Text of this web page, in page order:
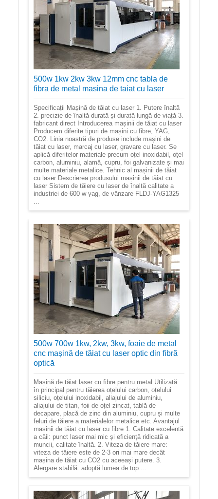
500w 1kw 2kw 3kw 12mm cnc tabla de
fibra de metal masina de taiat cu laser
Specificații Mașină de tăiat cu laser 1. Putere înaltă
2. precizie de înaltă durată și durată lungă de viață 3.
fabricant direct Introducerea mașinii de tăiat cu laser
Producem diferite tipuri de mașini cu fibre, YAG,
CO2. Linia noastră de produse include mașini de
tăiat cu laser, marcaj cu laser, gravare cu laser. Se
aplică diferitelor materiale precum oțel inoxidabil, oțel
carbon, aluminiu, alamă, cupru, foi galvanizate și mai
multe materiale metalice. Tehnic al mașinii de tăiat
cu laser Descrierea produsului mașinii de tăiat cu
laser Sistem de tăiere cu laser de înaltă calitate a
industriei de 600 w yag, de vânzare FLDJ-YAG1325
...
500w 700w 1kw, 2kw, 3kw, foaie de metal
cnc mașină de tăiat cu laser optic din fibră
optică
Mașină de tăiat laser cu fibre pentru metal Utilizată
în principal pentru tăierea oțelului carbon, oțelului
siliciu, oțelului inoxidabil, aliajului de aluminiu,
aliajului de titan, foii de oțel zincat, tablă de
decapare, placă de zinc din aluminiu, cupru și multe
feluri de tăiere a materialelor metalice etc. Avantajul
mașinii de tăiat cu laser cu fibre 1. Calitate excelentă
a căii: punct laser mai mic și eficiență ridicată a
muncii, calitate înaltă. 2. Viteza de tăiere mare:
viteza de tăiere este de 2-3 ori mai mare decât
mașina de tăiat cu CO2 cu aceeași putere. 3.
Alergare stabilă: adoptă lumea de top ...